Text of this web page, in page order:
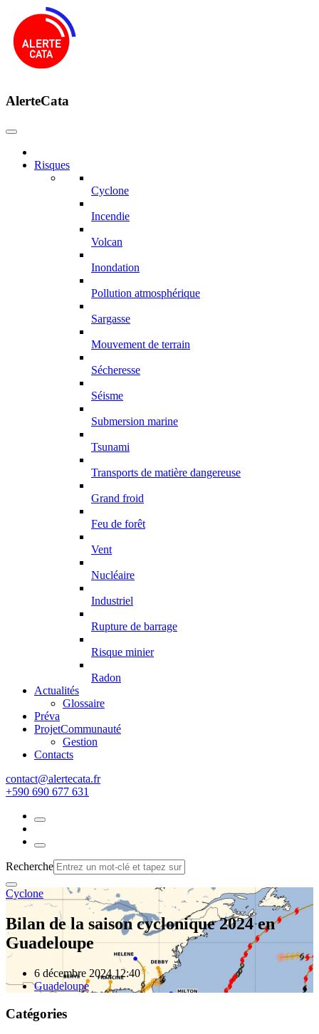
AlerteCata
Risques
Cyclone
Incendie
Volcan
Inondation
Pollution atmosphérique
Sargasse
Mouvement de terrain
Sécheresse
Séisme
Submersion marine
Tsunami
Transports de matière dangereuse
Grand froid
Feu de forêt
Vent
Nucléaire
Industriel
Rupture de barrage
Risque minier
Radon
Actualités
Glossaire
Préva
ProjetCommunauté
Gestion
Contacts
rf.atacetrela@tcatnoc
+590 690 677 631
Recherche
Cyclone
Bilan de la saison cyclonique 2024 en
Guadeloupe
6 décembre 2024 12:40
Guadeloupe
Catégories